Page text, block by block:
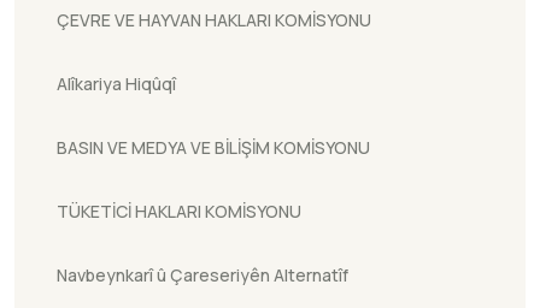
ÇEVRE VE HAYVAN HAKLARI KOMİSYONU
Alîkariya Hiqûqî
BASIN VE MEDYA VE BİLİŞİM KOMİSYONU
TÜKETİCİ HAKLARI KOMİSYONU
Navbeynkarî û Çareseriyên Alternatîf